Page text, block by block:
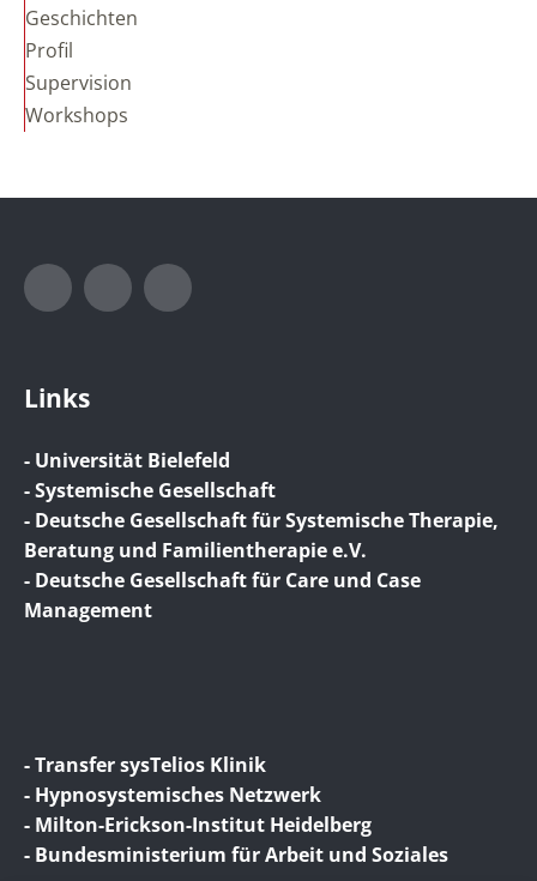
Geschichten
Profil
Supervision
Workshops
InstagramLinkedIn
Links
- Universität Bielefeld
- Systemische Gesellschaft
- Deutsche Gesellschaft für Systemische Therapie,
Beratung und Familientherapie e.V.
- Deutsche Gesellschaft für Care und Case
Management
- Transfer sysTelios Klinik
- Hypnosystemisches Netzwerk
- Milton-Erickson-Institut Heidelberg
- Bundesministerium für Arbeit und Soziales